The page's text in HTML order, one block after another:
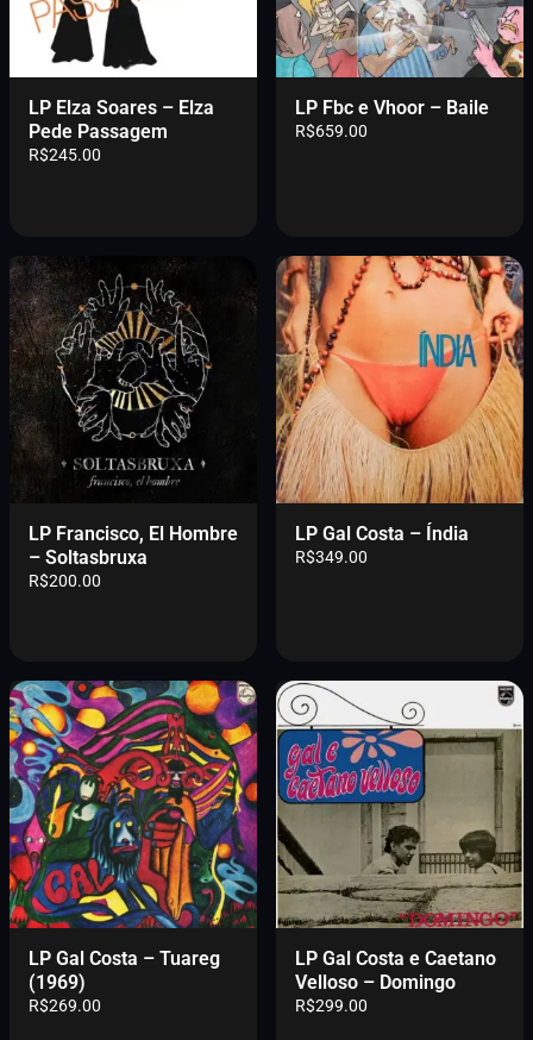
LP Elza Soares – Elza
Pede Passagem
R$245.00
LP Fbc e Vhoor – Baile
R$659.00
LP Francisco, El Hombre
– Soltasbruxa
R$200.00
LP Gal Costa – Índia
R$349.00
LP Gal Costa – Tuareg
(1969)
R$269.00
LP Gal Costa e Caetano
Velloso – Domingo
R$299.00